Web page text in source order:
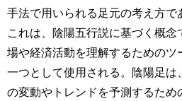
手法で用いられる足元の考え方で
これは、陰陽五行説に基づく概念
場や経済活動を理解するためのツ
一つとして使用される。陰陽足は
の変動やトレンドを予測するため